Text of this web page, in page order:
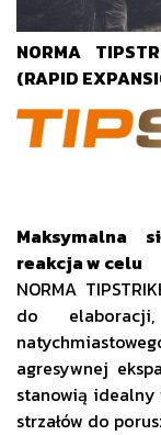
NORMA
(RAPID
Maksymalna
reakcja w celu
NORMA
do
agresywnej
stanowią
strzałów do